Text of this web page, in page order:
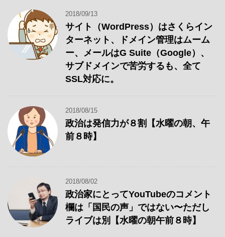
2018/09/13
サイト（WordPress）はさくらイン
ターネット、ドメイン管理はムーム
ー、メールはG Suite（Google）、
サブドメインで苦労するも、全て
SSL対応に。
2018/08/15
政治は発信力が８割【水曜の朝、午
前８時】
2018/08/02
政治家にとってYouTubeのコメント
欄は「国民の声」ではない〜ただし
ライブは別【水曜の朝午前８時】